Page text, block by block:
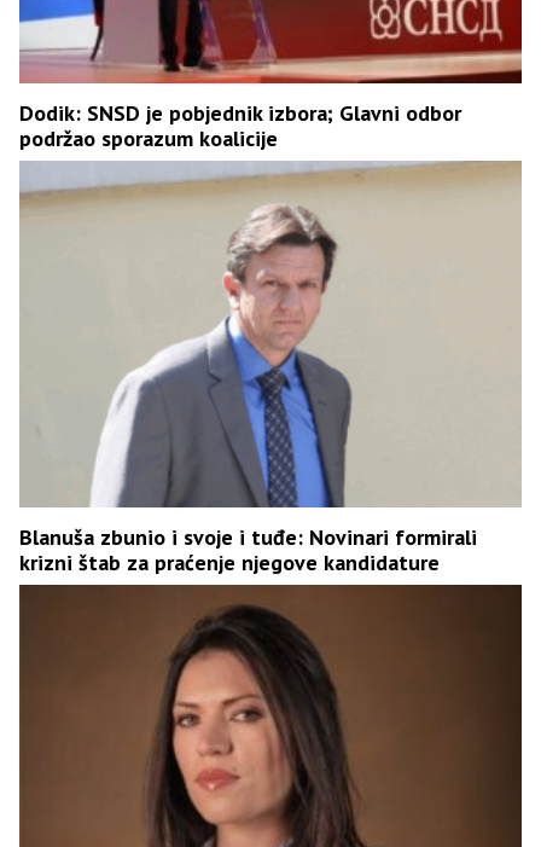
Dodik: SNSD je pobjednik izbora; Glavni odbor
podržao sporazum koalicije
Blanuša zbunio i svoje i tuđe: Novinari formirali
krizni štab za praćenje njegove kandidature